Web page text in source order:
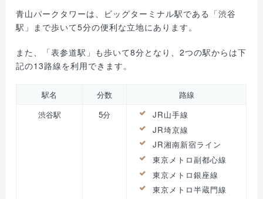
青山パークタワーは、ビッグターミナル駅である「渋谷
駅」まで歩いて5分の便利な立地にあります。
また、「表参道駅」も歩いて8分となり、2つの駅からは下
記の13路線を利用できます。
駅名 分数
路線
渋谷駅
5分
JR山手線
JR埼京線
JR湘南新宿ライン
東京メトロ副都心線
東京メトロ銀座線
東京メトロ半蔵門線